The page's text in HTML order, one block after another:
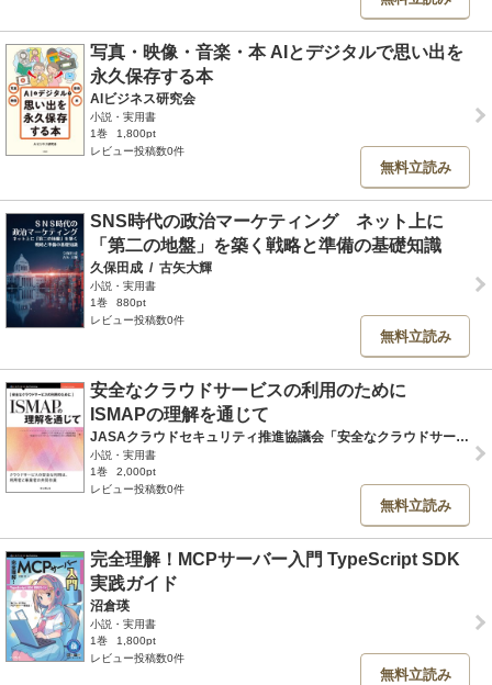
写真・映像・音楽・本 AIとデジタルで思い出を
永久保存する本
AIビジネス研究会
小説・実用書
1巻
1,800pt
レビュー投稿数0件
無料立読み
SNS時代の政治マーケティング ネット上に
「第二の地盤」を築く戦略と準備の基礎知識
久保田成 / 古矢大輝
小説・実用書
1巻
880pt
レビュー投稿数0件
無料立読み
安全なクラウドサービスの利用のために
ISMAPの理解を通じて
JASAクラウドセキュリティ推進協議会「安全なクラウドサービスの利用のために」編集委員会
小説・実用書
1巻
2,000pt
レビュー投稿数0件
無料立読み
完全理解！MCPサーバー入門 TypeScript SDK
実践ガイド
沼倉瑛
小説・実用書
1巻
1,800pt
レビュー投稿数0件
無料立読み